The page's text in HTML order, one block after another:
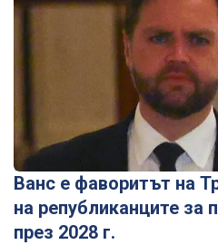
Ванс е фаворитът на
на републиканците за
през 2028 г.